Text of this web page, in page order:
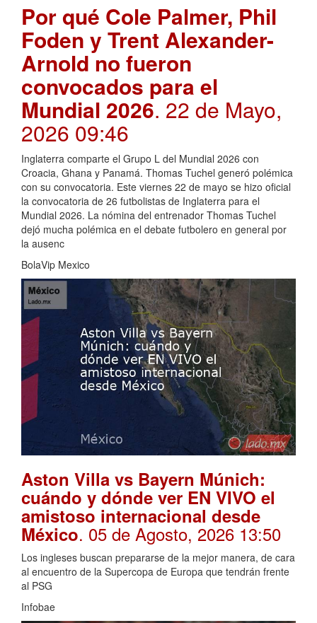
Por qué Cole Palmer, Phil
Foden y Trent Alexander-
Arnold no fueron
convocados para el
Mundial 2026. 22 de Mayo,
2026 09:46
Inglaterra comparte el Grupo L del Mundial 2026 con
Croacia, Ghana y Panamá. Thomas Tuchel generó polémica
con su convocatoria. Este viernes 22 de mayo se hizo oficial
la convocatoria de 26 futbolistas de Inglaterra para el
Mundial 2026. La nómina del entrenador Thomas Tuchel
dejó mucha polémica en el debate futbolero en general por
la ausenc
BolaVip Mexico
Aston Villa vs Bayern Múnich:
cuándo y dónde ver EN VIVO el
amistoso internacional desde
México. 05 de Agosto, 2026 13:50
Los ingleses buscan prepararse de la mejor manera, de cara
al encuentro de la Supercopa de Europa que tendrán frente
al PSG
Infobae